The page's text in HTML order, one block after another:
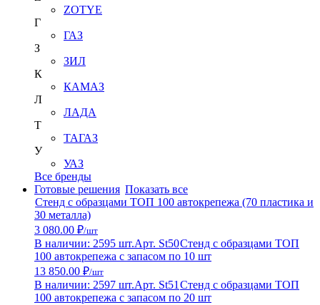
ZOTYE
Г
ГАЗ
З
ЗИЛ
К
КАМАЗ
Л
ЛАДА
Т
ТАГАЗ
У
УАЗ
Все бренды
Готовые решения Показать все
Стенд с образцами ТОП 100 автокрепежа (70 пластика и
30 металла)
3 080.00 ₽/шт
В наличии: 2595 шт.Арт. St50Стенд с образцами ТОП
100 автокрепежа с запасом по 10 шт
13 850.00 ₽/шт
В наличии: 2597 шт.Арт. St51 Стенд с образцами ТОП
100 автокрепежа с запасом по 20 шт